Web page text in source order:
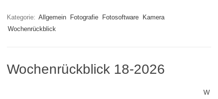
Kategorie: Allgemein Fotografie Fotosoftware
Kamera
Wochenrückblick
Wochenrückblick 18-2026
W